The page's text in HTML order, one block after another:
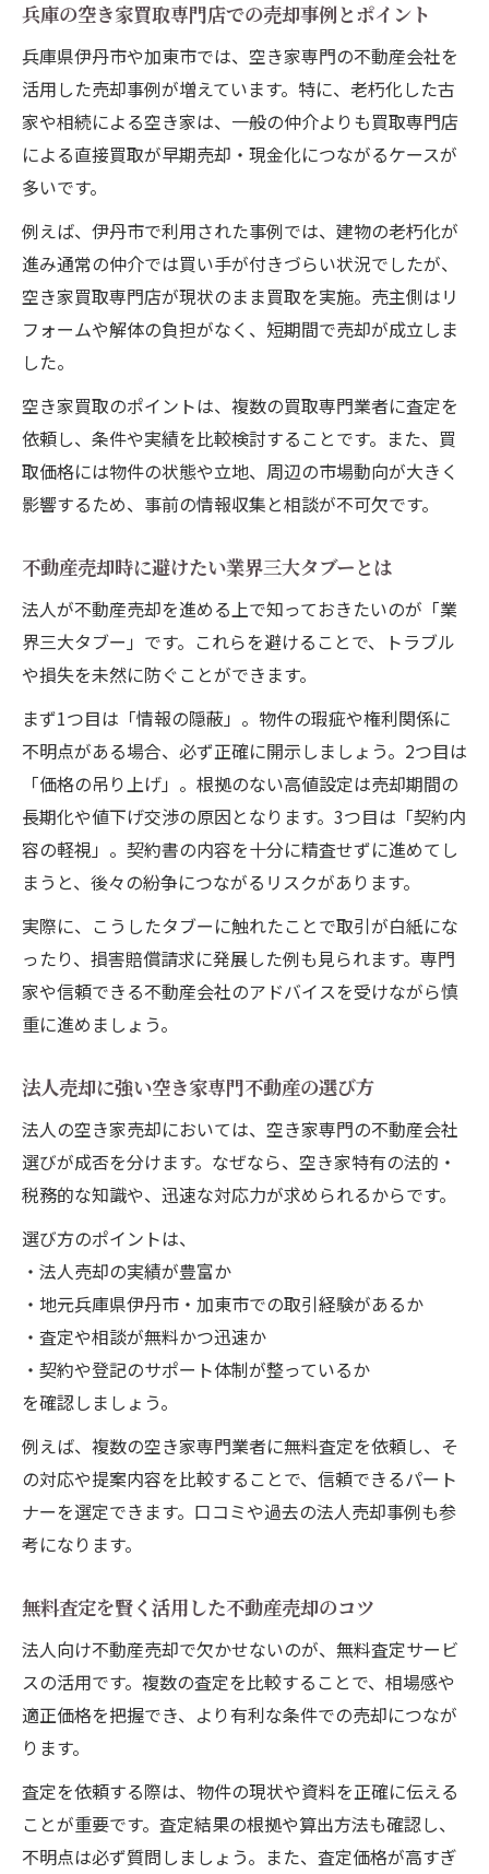
法
安心して任せられる空き家専門不動産の見
極め方
情報開示と不動産売却の信頼構築ポイント
法人売却なら知っておくべき査定のコツ
法人向け不動産売却に最適な査定方法とは
空き家査定で差が出る法人売却のポイント
空き家買取専門業者による査定の特徴解説
法人売却で失敗しない査定基準の見極め方
伊丹市や加東市で納得の不動産売却術
え
空き家や古家の売却で知っておくべき流れ
法人向け不動産売却を有利に進める秘訣
空き家買取全国対応の活用で選択肢を広げ
る
地元密着の空き家専門不動産と売却成功例
兵庫の空き家買取専門店での売却事例とポイント
兵庫県伊丹市や加東市では、空き家専門の不動産会社を
活用した売却事例が増えています。特に、老朽化した古
家や相続による空き家は、一般の仲介よりも買取専門店
による直接買取が早期売却・現金化につながるケースが
多いです。
例えば、伊丹市で利用された事例では、建物の老朽化が
進み通常の仲介では買い手が付きづらい状況でしたが、
空き家買取専門店が現状のまま買取を実施。売主側はリ
フォームや解体の負担がなく、短期間で売却が成立しま
した。
空き家買取のポイントは、複数の買取専門業者に査定を
依頼し、条件や実績を比較検討することです。また、買
取価格には物件の状態や立地、周辺の市場動向が大きく
影響するため、事前の情報収集と相談が不可欠です。
不動産売却時に避けたい業界三大タブーとは
法人が不動産売却を進める上で知っておきたいのが「業
界三大タブー」です。これらを避けることで、トラブル
や損失を未然に防ぐことができます。
まず1つ目は「情報の隠蔽」。物件の瑕疵や権利関係に
不明点がある場合、必ず正確に開示しましょう。2つ目は
「価格の吊り上げ」。根拠のない高値設定は売却期間の
長期化や値下げ交渉の原因となります。3つ目は「契約内
容の軽視」。契約書の内容を十分に精査せずに進めてし
まうと、後々の紛争につながるリスクがあります。
実際に、こうしたタブーに触れたことで取引が白紙にな
ったり、損害賠償請求に発展した例も見られます。専門
家や信頼できる不動産会社のアドバイスを受けながら慎
重に進めましょう。
法人売却に強い空き家専門不動産の選び方
法人の空き家売却においては、空き家専門の不動産会社
選びが成否を分けます。なぜなら、空き家特有の法的・
税務的な知識や、迅速な対応力が求められるからです。
選び方のポイントは、
・法人売却の実績が豊富か
・地元兵庫県伊丹市・加東市での取引経験があるか
・査定や相談が無料かつ迅速か
・契約や登記のサポート体制が整っているか
を確認しましょう。
例えば、複数の空き家専門業者に無料査定を依頼し、そ
の対応や提案内容を比較することで、信頼できるパート
ナーを選定できます。口コミや過去の法人売却事例も参
考になります。
無料査定を賢く活用した不動産売却のコツ
法人向け不動産売却で欠かせないのが、無料査定サービ
スの活用です。複数の査定を比較することで、相場感や
適正価格を把握でき、より有利な条件での売却につなが
ります。
査定を依頼する際は、物件の現状や資料を正確に伝える
ことが重要です。査定結果の根拠や算出方法も確認し、
不明点は必ず質問しましょう。また、査定価格が高すぎ